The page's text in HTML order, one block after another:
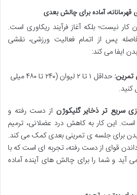
آماده برای چالش بعدی
کار نیست؛ بلکه آغاز فرآیند ریکاوری است.
پس از اتمام فعالیت ورزشی، نقشی
ایفا می کند:
تمرین:
حداقل ۱ تا ۲ لیوان (۲۴۰ تا ۴۸۰ میلی
کنید.
سریع تر ذخایر گلیکوژن از دست رفته و
این کار به کاهش درد عضلانی، ترمیم
برای جلسه ی تمرینی بعدی کمک می کند.
قوای از دست رفته، تجربه ای است که با
و شما را برای چالش های آینده آماده